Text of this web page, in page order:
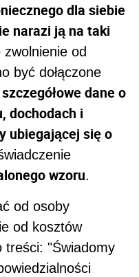
dla siebie
narazi ją na taki
od
być dołączone
dane o
dochodach i
ubiegającej się o
wzoru.
od osoby
od kosztów
treści: "Świadomy